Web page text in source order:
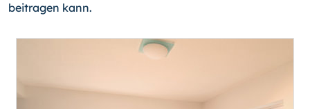
beitragen kann.